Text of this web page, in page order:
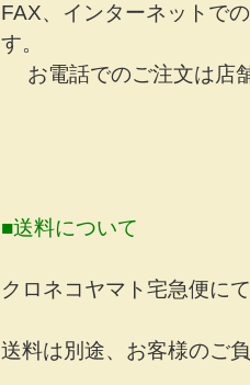
FAX、インターネットで
す。
お電話でのご注文は店
■送料について
クロネコヤマト宅急便に
送料は別途、お客様のご